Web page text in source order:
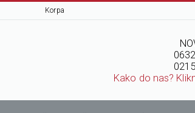
Korpa
Kako do nas?